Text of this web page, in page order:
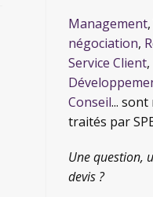
Management,
négociation,
Service Client,
Conseil...
traités par
Une question,
devis ?